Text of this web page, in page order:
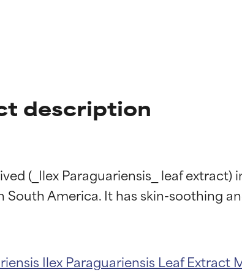
description
(_Ilex Paraguariensis_ leaf
Ilex Paraguariensis Leaf Extract
van ingrediënten
van ingrediënten